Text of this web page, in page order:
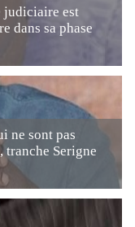
judiciaire est
dans sa phase
ne sont pas
tranche Serigne